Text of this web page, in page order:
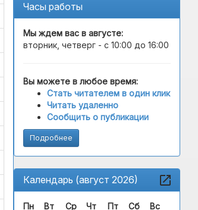
Часы работы
Мы ждем вас в августе:
вторник, четверг - с 10:00 до 16:00
Вы можете в любое время:
Стать читателем в один клик
Читать удаленно
Сообщить о публикации
Подробнее
Календарь (август 2026)
Пн Вт Ср Чт Пт Сб
Вс